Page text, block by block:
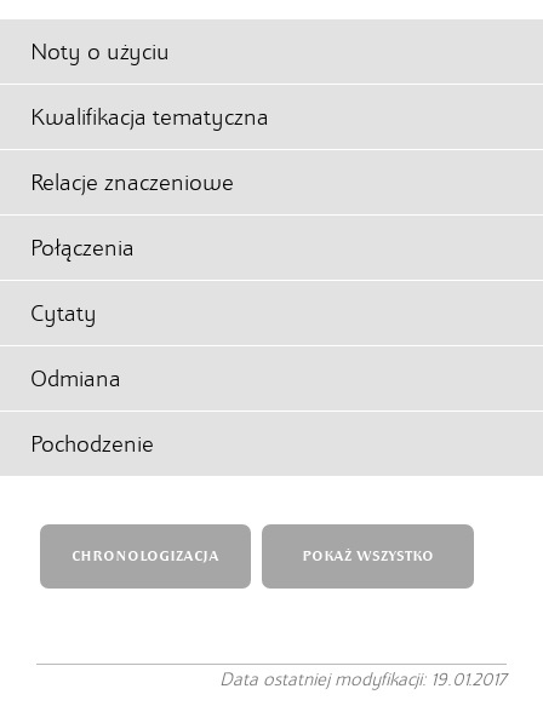
Noty o użyciu
Kwalifikacja tematyczna
Relacje znaczeniowe
Połączenia
Cytaty
Odmiana
Pochodzenie
CHRONOLOGIZACJA POKAŻ WSZYSTKO
Data ostatniej modyfikacji: 19.01.2017